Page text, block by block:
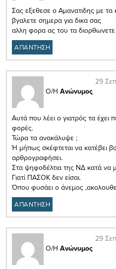
Σας εξεθεσε ο Αμανατιδης με
βγαλετε σημερα για δικα σας
αλλη φορα ας του τα διορθωνετε
ΑΠΑΝΤΗΣΗ
Ο/Η Ανώνυμος
29
Αυτά που λέει ο γιατρός τα έχει
φορές.
Τώρα τα ανακάλυψε ;
Ή μήπως σκέφτεται να κατέβει
αρθρογραφήσει.
Στα ψηφοδέλτια της ΝΔ κατά να
Γιατί ΠΑΣΟΚ δεν είσαι.
Όπου φυσάει ο άνεμος
ΑΠΑΝΤΗΣΗ
Ο/Η Ανώνυμος
29